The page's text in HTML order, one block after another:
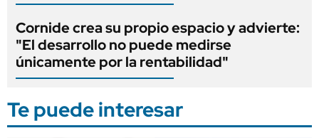
Cornide crea su propio espacio y advierte:
"El desarrollo no puede medirse
únicamente por la rentabilidad"
Te puede interesar